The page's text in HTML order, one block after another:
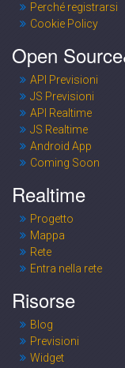
Perché registrarsi
Cookie Policy
Open
API Previsioni
JS Previsioni
API Realtime
JS Realtime
Android App
Coming Soon
Realtime
Progetto
Mappa
Rete
Entra nella rete
Risorse
Blog
Previsioni
Widget